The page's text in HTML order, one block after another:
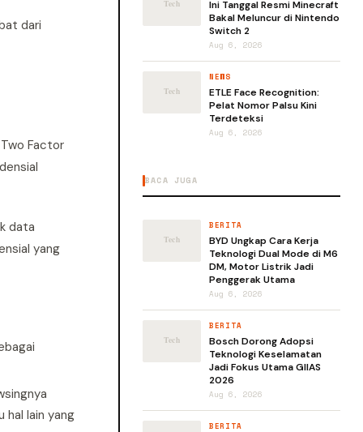
dari
Factor
data
yang
hal lain yang
Ini Tanggal Resmi Minecraft
Bakal Meluncur di Nintendo
Switch 2
Aug 6, 2026
NEWS
ETLE Face Recognition:
Pelat Nomor Palsu Kini
Terdeteksi
Aug 6, 2026
BACA JUGA
BERITA
BYD Ungkap Cara Kerja
Teknologi Dual Mode di M6
DM, Motor Listrik Jadi
Penggerak Utama
Aug 6, 2026
BERITA
Bosch Dorong Adopsi
Teknologi Keselamatan
Jadi Fokus Utama GIIAS
2026
Aug 6, 2026
BERITA